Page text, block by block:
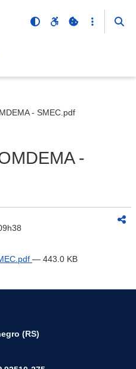
- SMEC.pdf
-
— 443.0 KB
(RS)